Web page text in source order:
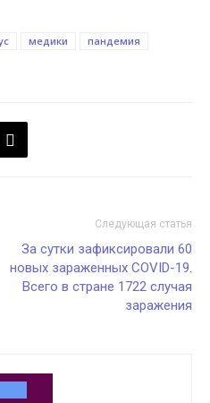
медики
пандемия
Следующая статья
За сутки зафиксировали 60
новых зараженных COVID-19.
Всего в стране 1722 случая
заражения